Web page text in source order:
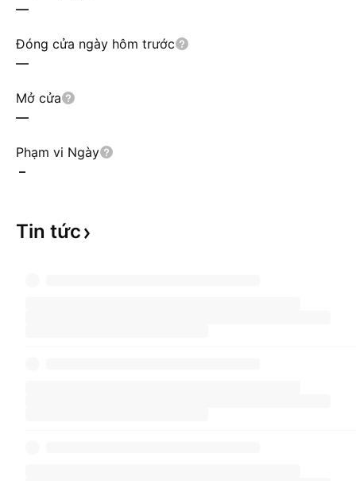
—
Đóng cửa ngày hôm trước
—
Mở cửa
—
Phạm vi Ngày
–
Tin tức